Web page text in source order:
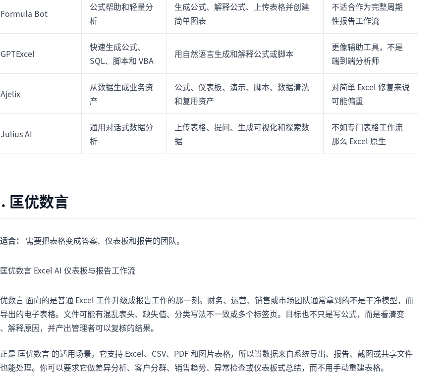
Formula Bot
公式帮助和轻量分
析
生成公式、解释公式、上传表格并创建
简单图表
不适合作为完整周期
性报告工作流
GPTExcel
快速生成公式、
SQL、脚本和 VBA
用自然语言生成和解释公式或脚本
更像辅助工具，不是
端到端分析师
Ajelix
从数据生成业务资
产
公式、仪表板、演示、脚本、数据清洗
和复用资产
对简单 Excel 修复来说
可能偏重
Julius AI
通用对话式数据分
析
上传表格、提问、生成可视化和探索数
据
不如专门表格工作流
那么 Excel 原生
匡优数言
合： 需要把表格变成答案、仪表板和报告的团队。
数言 面向的是普通 Excel 工作升级成报告工作的那一刻。财务、运营、销售或市场团队通常拿到的不是干净模型，而
出的电子表格。文件可能有混乱表头、缺失值、分类写法不一致或多个标签页。目标也不只是写公式，而是看清变
解释原因，并产出管理者可以复核的结果。
是 匡优数言 的适用场景。它支持 Excel、CSV、PDF 和图片表格，所以当数据来自系统导出、报告、截图或共享文件
能处理。你可以要求它做差异分析、客户分群、销售趋势、异常检查或仪表板式总结，而不用手动重建表格。